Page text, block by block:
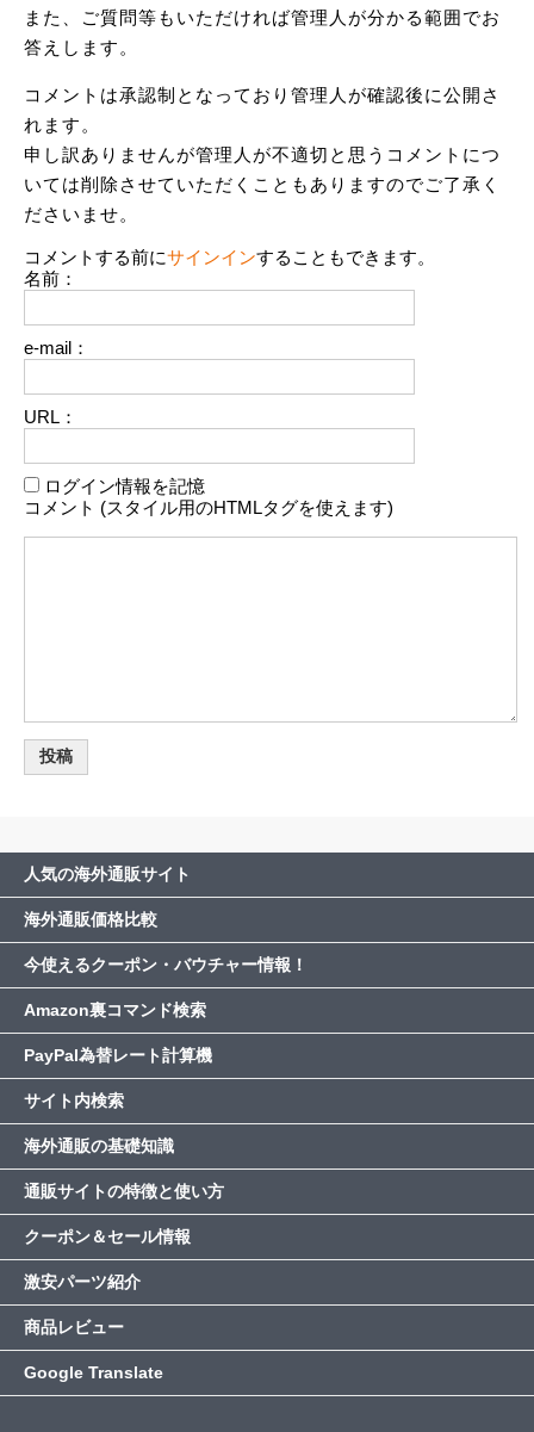
また、ご質問等もいただければ管理人が分かる範囲でお
答えします。
コメントは承認制となっており管理人が確認後に公開さ
れます。
申し訳ありませんが管理人が不適切と思うコメントにつ
いては削除させていただくこともありますのでご了承く
ださいませ。
コメントする前にサインインすることもできます。
名前：
e-mail：
URL：
ログイン情報を記憶
コメント (スタイル用のHTMLタグを使えます)
人気の海外通販サイト
海外通販価格比較
今使えるクーポン・バウチャー情報！
Amazon裏コマンド検索
PayPal為替レート計算機
サイト内検索
海外通販の基礎知識
通販サイトの特徴と使い方
クーポン＆セール情報
激安パーツ紹介
商品レビュー
Google Translate